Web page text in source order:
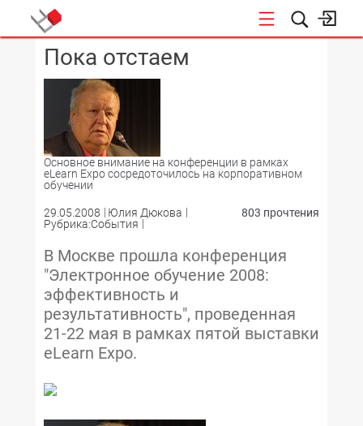
Пока отстаем
Основное внимание на конференции в рамках
eLearn Expo сосредоточилось на корпоративном
обучении
29.05.2008
Юлия Дюкова
Рубрика:События
803 прочтения
В Москве прошла конференция
"Электронное обучение 2008:
эффективность и
результативность", проведенная
21-22 мая в рамках пятой выставки
eLearn Expo.